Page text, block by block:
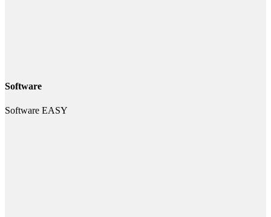
Software
Software EASY